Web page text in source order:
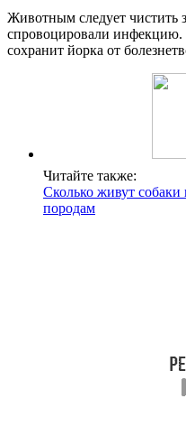
Животным следует чистить
спровоцировали инфекцию.
сохранит йорка от
Читайте также:
Сколько живут
породам